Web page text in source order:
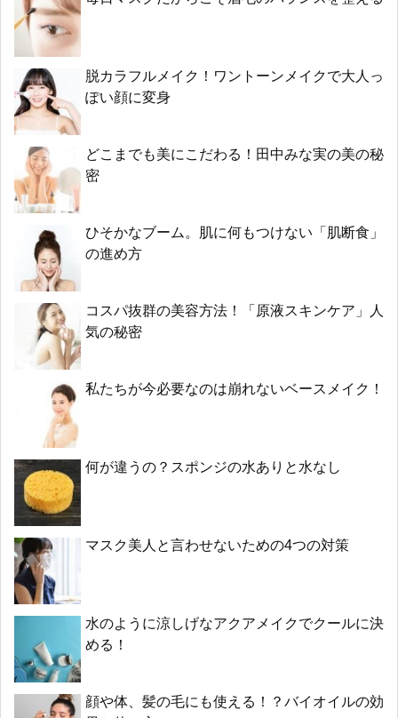
脱カラフルメイク！ワントーンメイクで大人っ
ぽい顔に変身
どこまでも美にこだわる！田中みな実の美の秘
密
ひそかなブーム。肌に何もつけない「肌断食」
の進め方
コスパ抜群の美容方法！「原液スキンケア」人
気の秘密
私たちが今必要なのは崩れないベースメイク！
何が違うの？スポンジの水ありと水なし
マスク美人と言わせないための4つの対策
水のように涼しげなアクアメイクでクールに決
める！
顔や体、髪の毛にも使える！？バイオイルの効